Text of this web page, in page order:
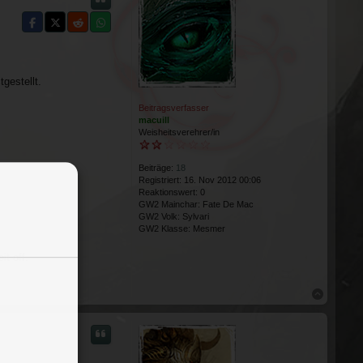
Beitragsverfasser
macuill
Weisheitsverehrer/in
Beiträge: 18
Registriert: 16. Nov 2012 00:06
Reaktionswert: 0
GW2 Mainchar: Fate De Mac
GW2 Volk: Sylvari
GW2 Klasse: Mesmer
off.